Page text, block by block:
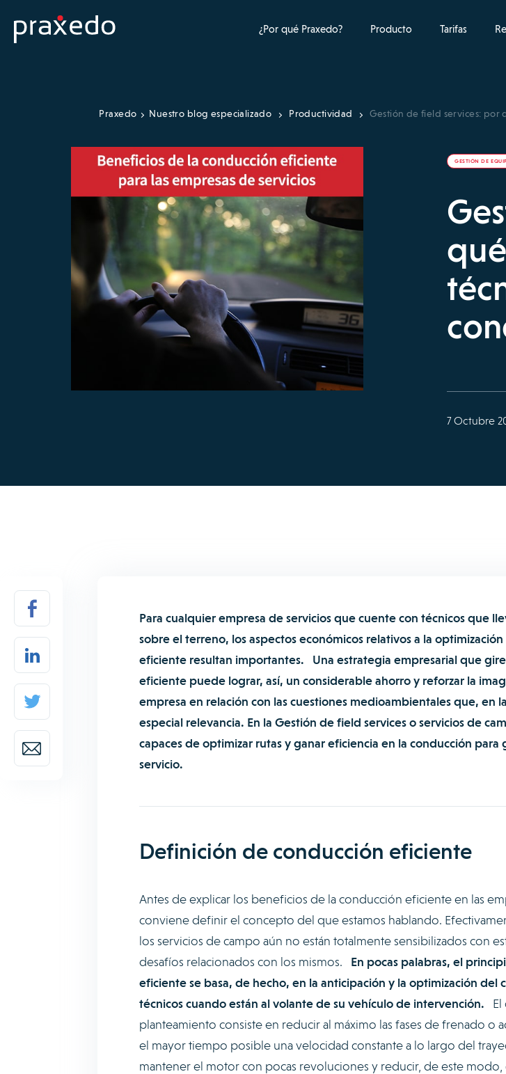
¿Por qué Praxedo? Producto Tarifas
Praxedo Nuestro blog especializado Productividad Gestión de field services: por
GESTIÓN DE
7 Octubre
Para cualquier empresa de servicios que cuente con técnicos que
sobre el terreno, los aspectos económicos relativos a la
eficiente resultan importantes. Una estrategia empresarial que
eficiente puede lograr, así, un considerable ahorro y reforzar la
empresa en relación con las cuestiones medioambientales que, en
especial relevancia. En la Gestión de field services o servicios de
capaces de optimizar rutas y ganar eficiencia en la conducción para
servicio.
Definición de conducción eficiente
Antes de explicar los beneficios de la conducción eficiente en las
conviene definir el concepto del que estamos hablando.
los servicios de campo aún no están totalmente sensibilizados con
desafíos relacionados con los mismos. En pocas palabras, el
eficiente se basa, de hecho, en la anticipación y la optimización del
técnicos cuando están al volante de su vehículo de intervención.
planteamiento consiste en reducir al máximo las fases de frenado o
el mayor tiempo posible una velocidad constante a lo largo del
mantener el motor con pocas revoluciones y reducir, de este